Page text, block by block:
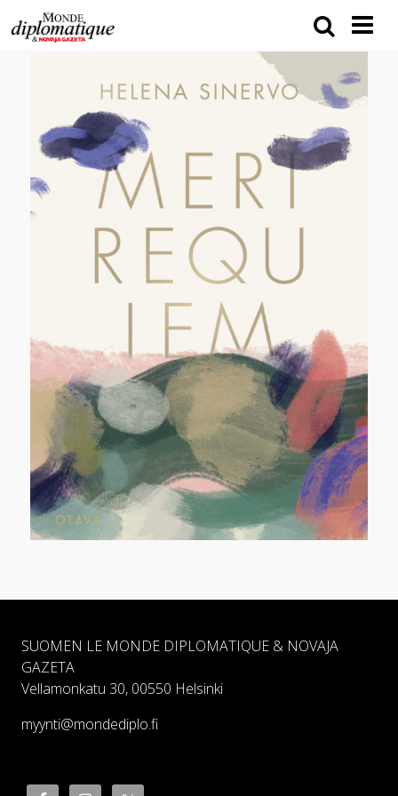
SUOMEN LE MONDE DIPLOMATIQUE & NOVAJA
GAZETA
Vellamonkatu 30, 00550 Helsinki
myynti@mondediplo.fi